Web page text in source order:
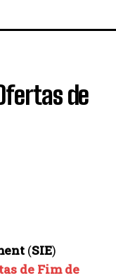
de
(SIE)
de Fim de